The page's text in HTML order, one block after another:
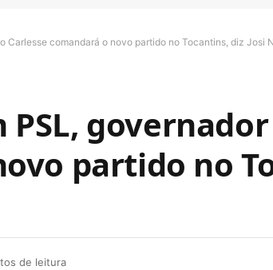
Carlesse comandará o novo partido no Tocantins, diz Josi
PSL,
partido no
de leitura